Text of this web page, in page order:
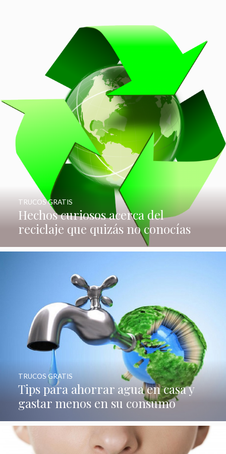
Hechos curiosos acerca del
reciclaje que quizás no conocías
TRUCOS GRATIS
Tips para ahorrar agua en casa y
gastar menos en su consumo
TRUCOS GRATIS